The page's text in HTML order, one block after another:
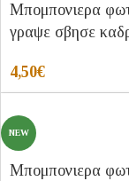
Μπομπονιερα
γραψε σβησε
4,50€
NEW
Μπομπονιερα